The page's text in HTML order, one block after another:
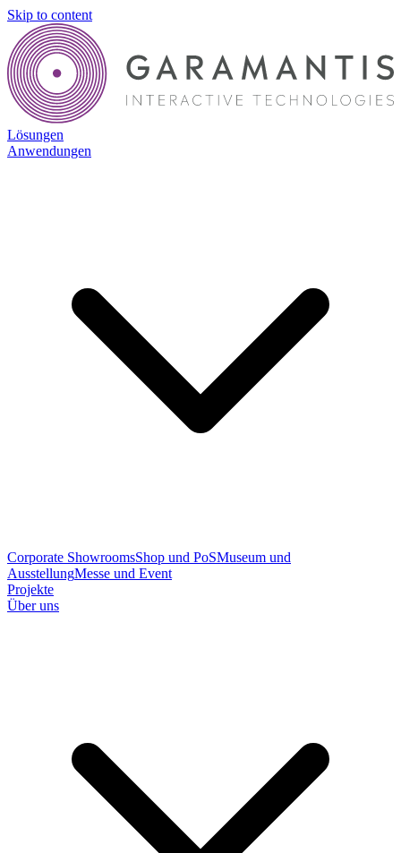
Skip to content
Lösungen
Anwendungen
Corporate ShowroomsShop und PoSMuseum und
AusstellungMesse und Event
Projekte
Über uns